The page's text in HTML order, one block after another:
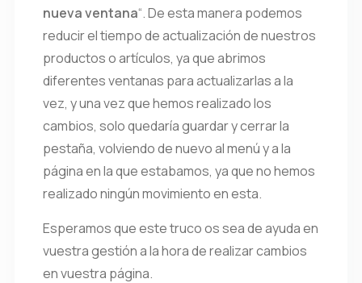
nueva ventana“. De esta manera podemos
reducir el tiempo de actualización de nuestros
productos o artículos, ya que abrimos
diferentes ventanas para actualizarlas a la
vez, y una vez que hemos realizado los
cambios, solo quedaría guardar y cerrar la
pestaña, volviendo de nuevo al menú y a la
página en la que estabamos, ya que no hemos
realizado ningún movimiento en esta.
Esperamos que este truco os sea de ayuda en
vuestra gestión a la hora de realizar cambios
en vuestra página.